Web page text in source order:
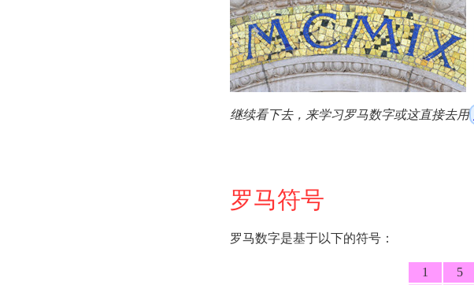
继续看下去，来学习罗马数字或这直接去用
罗马符号
罗马数字是基于以下的符号：
1 5